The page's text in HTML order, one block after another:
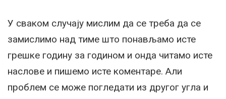
У сваком случају мислим да се треба да се
замислимо над тиме што понављамо исте
грешке годину за годином и онда читамо исте
наслове и пишемо исте коментаре. Али
проблем се може погледати из другог угла и